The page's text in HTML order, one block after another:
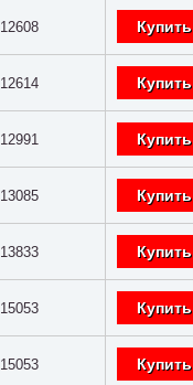
12608 Купить
12614 Купить
12991 Купить
13085 Купить
13833 Купить
15053 Купить
15053 Купить